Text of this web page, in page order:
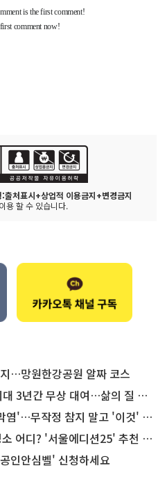
출처표시+상업적 이용금지+변경금지
용 할 수 있습니다.
…망원한강공원 알짜 코스
년간 무상 대여…삶의 질 높인다
작정 참지 말고 '이것' 해보세요!
디? '서울에디션25' 추천 코스
인안심벨' 신청하세요